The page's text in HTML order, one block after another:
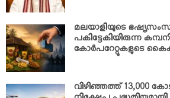
മലയാളിയുടെ
പകിട്ടേകിയിരുന്ന
കോര്‍പറേറ്റുകളുടെ
വിഴിഞ്ഞത്ത് 13,000